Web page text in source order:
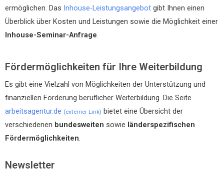
ermöglichen. Das Inhouse-Leistungsangebot gibt Ihnen einen
Überblick über Kosten und Leistungen sowie die Möglichkeit einer
Inhouse-Seminar-Anfrage.
Fördermöglichkeiten für Ihre Weiterbildung
Es gibt eine Vielzahl von Möglichkeiten der Unterstützung und
finanziellen Förderung beruflicher Weiterbildung. Die Seite
arbeitsagentur.de (externer Link) bietet eine Übersicht der
verschiedenen bundesweiten sowie länderspezifischen
Fördermöglichkeiten.
Newsletter